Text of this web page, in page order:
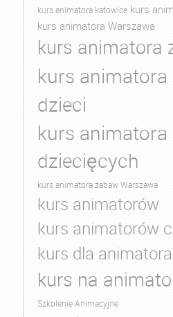
kurs animatora katowice kurs
kurs animatora Warszawa
kurs animatora
kurs animatora
dzieci
kurs animatora
dziecięcych
kurs animatora zabaw Warszawa
kurs animatorów
kurs animatorów
kurs dla animatora
kurs na
Szkolenie Animacyjne